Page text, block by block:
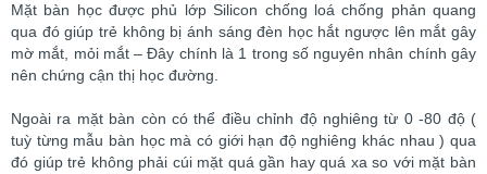
Mặt bàn học được phủ lớp Silicon chống loá chống phản quang
qua đó giúp trẻ không bị ánh sáng đèn học hắt ngược lên mắt gây
mờ mắt, mỏi mắt – Đây chính là 1 trong số nguyên nhân chính gây
nên chứng cận thị học đường.
Ngoài ra mặt bàn còn có thể điều chỉnh độ nghiêng từ 0 -80 độ (
tuỳ từng mẫu bàn học mà có giới hạn độ nghiêng khác nhau ) qua
đó giúp trẻ không phải cúi mặt quá gần hay quá xa so với mặt bàn